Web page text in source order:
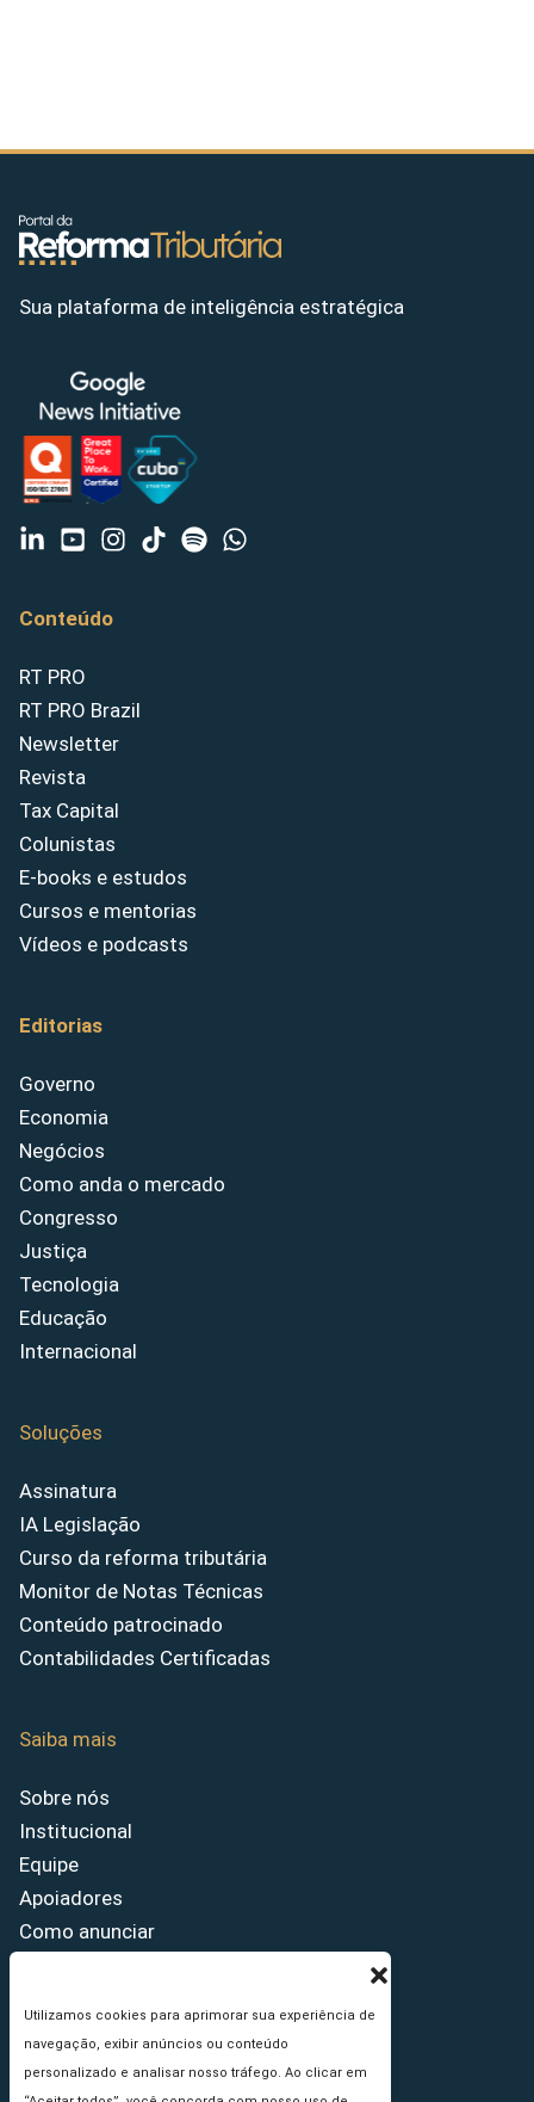
Utilizamos cookies para aprimorar sua experiência de
navegação, exibir anúncios ou conteúdo
personalizado e analisar nosso tráfego. Ao clicar em
Sua plataforma de inteligência estratégica
Conteúdo
RT PRO
RT PRO Brazil
Newsletter
Revista
Tax Capital
Colunistas
E-books e estudos
Cursos e mentorias
Vídeos e podcasts
Editorias
Governo
Economia
Negócios
Como anda o mercado
Congresso
Justiça
Tecnologia
Educação
Internacional
Soluções
Assinatura
IA Legislação
Curso da reforma tributária
Monitor de Notas Técnicas
Conteúdo patrocinado
Contabilidades Certificadas
Saiba mais
Sobre nós
Institucional
Equipe
Apoiadores
Como anunciar
Princípios Editoriais